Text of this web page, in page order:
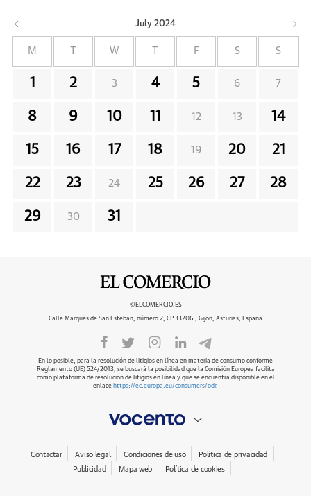
July 2024
M W F S S
1 2 3 4 5 6 7
8 9 10 11 12 13 14
15 16 17 18 19 20 21
22 23 24 25 26 27 28
29 30 31
©ELCOMERCIO.ES
Calle Marqués de San Esteban, número 2, CP 33206 , Gijón, Asturias, España
En lo posible, para la resolución de litigios en línea en materia de consumo conforme
Reglamento (UE) 524/2013, se buscará la posibilidad que la Comisión Europea facilita
como plataforma de resolución de litigios en línea y que se encuentra disponible en el
enlace https://ec.europa.eu/consumers/odr.
Contactar Aviso legal Condiciones de uso
Política de privacidad
Publicidad
Mapa web Política de cookies